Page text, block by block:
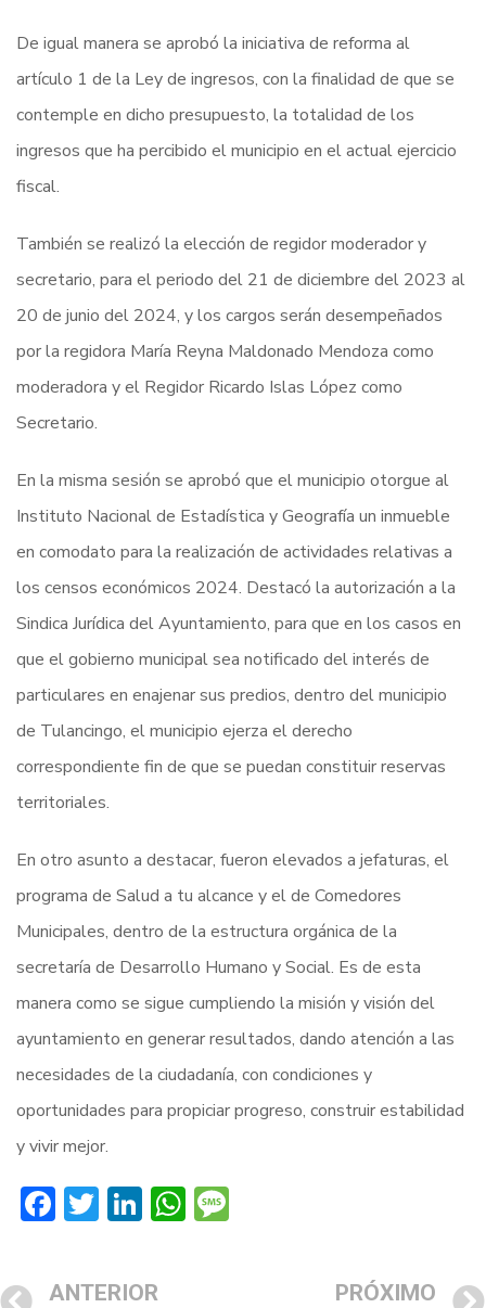
De igual manera se aprobó la iniciativa de reforma al
artículo 1 de la Ley de ingresos, con la finalidad de que se
contemple en dicho presupuesto, la totalidad de los
ingresos que ha percibido el municipio en el actual ejercicio
fiscal.
También se realizó la elección de regidor moderador y
secretario, para el periodo del 21 de diciembre del 2023 al
20 de junio del 2024, y los cargos serán desempeñados
por la regidora María Reyna Maldonado Mendoza como
moderadora y el Regidor Ricardo Islas López como
Secretario.
En la misma sesión se aprobó que el municipio otorgue al
Instituto Nacional de Estadística y Geografía un inmueble
en comodato para la realización de actividades relativas a
los censos económicos 2024. Destacó la autorización a la
Sindica Jurídica del Ayuntamiento, para que en los casos en
que el gobierno municipal sea notificado del interés de
particulares en enajenar sus predios, dentro del municipio
de Tulancingo, el municipio ejerza el derecho
correspondiente fin de que se puedan constituir reservas
territoriales.
En otro asunto a destacar, fueron elevados a jefaturas, el
programa de Salud a tu alcance y el de Comedores
Municipales, dentro de la estructura orgánica de la
secretaría de Desarrollo Humano y Social. Es de esta
manera como se sigue cumpliendo la misión y visión del
ayuntamiento en generar resultados, dando atención a las
necesidades de la ciudadanía, con condiciones y
oportunidades para propiciar progreso, construir estabilidad
y vivir mejor.
Facebook
Twitter
LinkedIn
WhatsApp
ANTERIOR PRÓXIMO